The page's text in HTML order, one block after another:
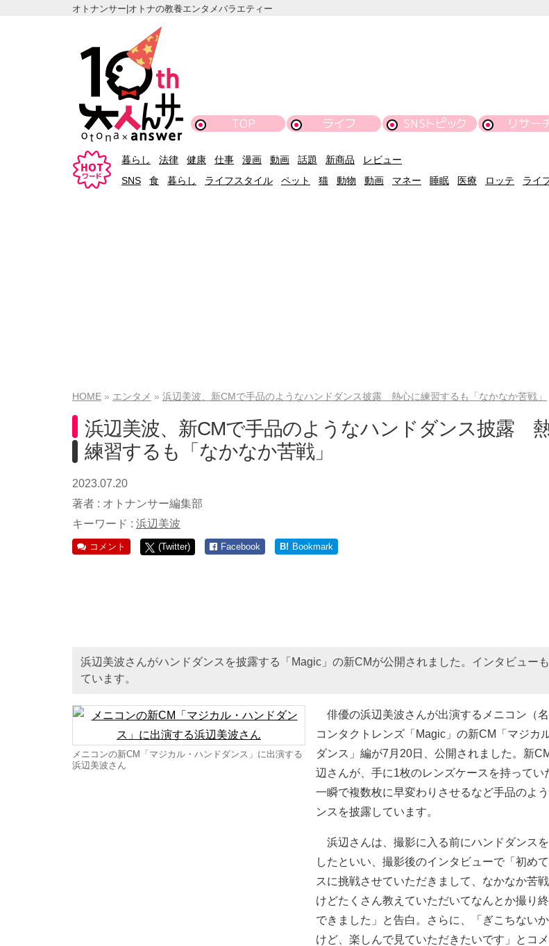
オトナンサー|オトナの教養エンタメバラエティー
TOP ライフ SNSトピック リサー
暮らし 法律 健康 仕事 漫画 動画 話題 新商品
レビュー
SNS
食 暮らし ライフスタイル ペット 猫 動物 動画 マネー 睡眠 医療 ロッテ ライ
HOME エンタメ 浜辺美波、新CMで手品のようなハンドダンス披露 熱心に練習するも「なかなか苦戦」
浜辺美波、新CMで手品のようなハンドダンス披露
練習するも「なかなか苦戦」
2023.07.20
著者 : オトナンサー編集部
キーワード : 浜辺美波
コメント (Twitter) Facebook B! Bookmark
浜辺美波さんがハンドダンスを披露する「Magic」の新CMが公開されました。インタビュー
ています。
メニコンの新CM「マジカル・ハンドダンス」に出演する
浜辺美波さん
俳優の浜辺美波さんが出演するメニコン（
コンタクトレンズ「Magic」の新CM「マジカ
ダンス」編が7月20日、公開されました。新
辺さんが、手に1枚のレンズケースを持ってい
一瞬で複数枚に早変わりさせるなど手品のよ
ンスを披露しています。
浜辺さんは、撮影に入る前にハンドダンス
したといい、撮影後のインタビューで「初め
スに挑戦させていただきまして、なかなか苦
けどたくさん教えていただいてなんとか撮り
できました」と告白。さらに、「ぎこちない
けど、楽しんで見ていただきたいです」とコ